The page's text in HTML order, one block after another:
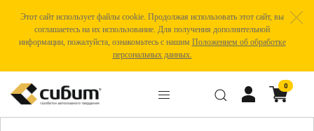
Этот сайт использует файлы cookie. Продолжая использовать этот сайт, вы
соглашаетесь на их использование. Для получения дополнительной
информации, пожалуйста, ознакомьтесь с нашим Положением об обработке
персональных данных.
0